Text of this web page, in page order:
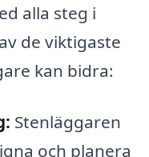
alla steg i
de viktigaste
kan bidra:
Stenläggaren
och planera